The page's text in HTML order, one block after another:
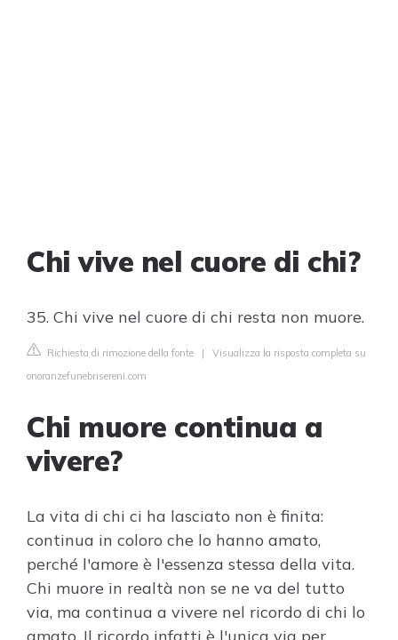
Chi vive nel cuore di chi?
35. Chi vive nel cuore di chi resta non muore.
Richiesta di rimozione della fonte | Visualizza la risposta completa su
onoranzefunebrisereni.com
Chi muore continua a
vivere?
La vita di chi ci ha lasciato non è finita:
continua in coloro che lo hanno amato,
perché l'amore è l'essenza stessa della vita.
Chi muore in realtà non se ne va del tutto
via, ma continua a vivere nel ricordo di chi lo